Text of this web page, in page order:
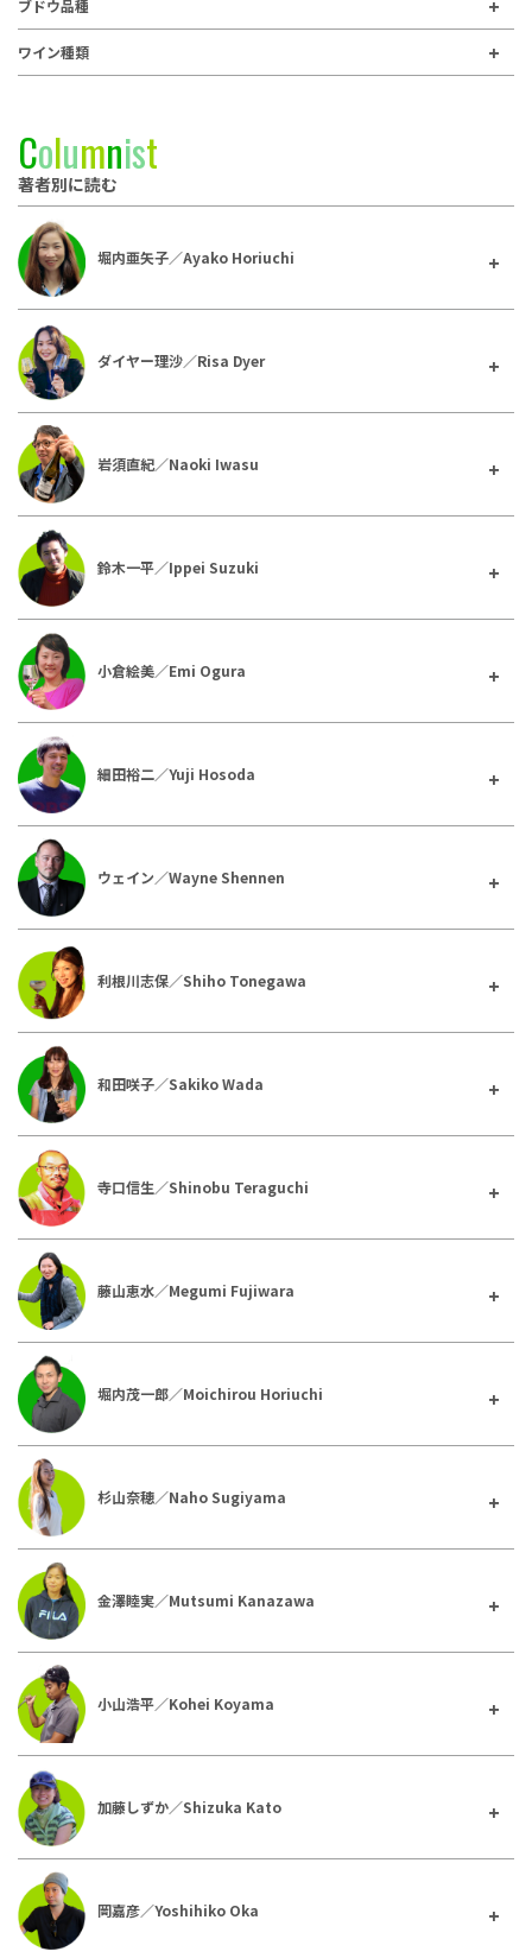
ブドウ品種
ワイン種類
Columnist
著者別に読む
堀内亜矢子／Ayako Horiuchi
ダイヤー理沙／Risa Dyer
岩須直紀／Naoki Iwasu
鈴木一平／Ippei Suzuki
小倉絵美／Emi Ogura
細田裕二／Yuji Hosoda
ウェイン／Wayne Shennen
利根川志保／Shiho Tonegawa
和田咲子／Sakiko Wada
寺口信生／Shinobu Teraguchi
藤山恵水／Megumi Fujiwara
堀内茂一郎／Moichirou Horiuchi
杉山奈穂／Naho Sugiyama
金澤睦実／Mutsumi Kanazawa
小山浩平／Kohei Koyama
加藤しずか／Shizuka Kato
岡嘉彦／Yoshihiko Oka